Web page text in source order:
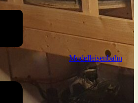
Modelleisenbahn